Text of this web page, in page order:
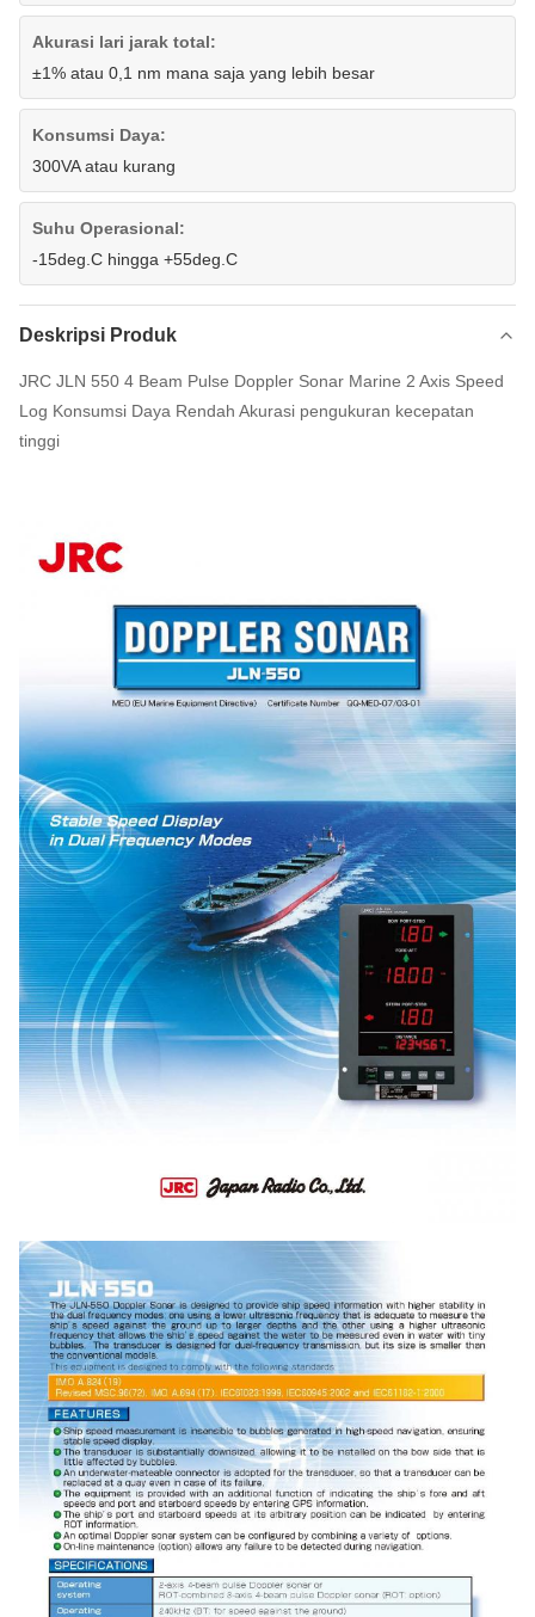
Akurasi lari jarak total:
±1% atau 0,1 nm mana saja yang lebih besar
Konsumsi Daya:
300VA atau kurang
Suhu Operasional:
-15deg.C hingga +55deg.C
Deskripsi Produk
JRC JLN 550 4 Beam Pulse Doppler Sonar Marine 2 Axis Speed ​​
Log Konsumsi Daya Rendah Akurasi pengukuran kecepatan
tinggi